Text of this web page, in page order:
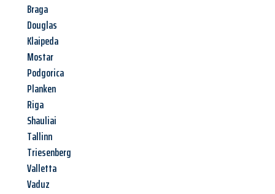
Braga
Douglas
Klaipeda
Mostar
Podgorica
Planken
Riga
Shauliai
Tallinn
Triesenberg
Valletta
Vaduz